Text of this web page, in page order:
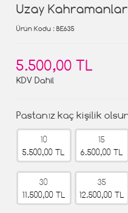
Uzay
Ürün Kodu : BE635
5.500,00 TL
KDV Dahil
Pastanız kaç kişilik
10
5.500,00 TL
15
6.500,00 TL
30
11.500,00 TL
35
12.500,00 TL